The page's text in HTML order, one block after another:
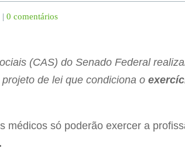
| 0 comentários
(CAS) do Senado Federal
de lei que condiciona o
médicos só poderão exercer a